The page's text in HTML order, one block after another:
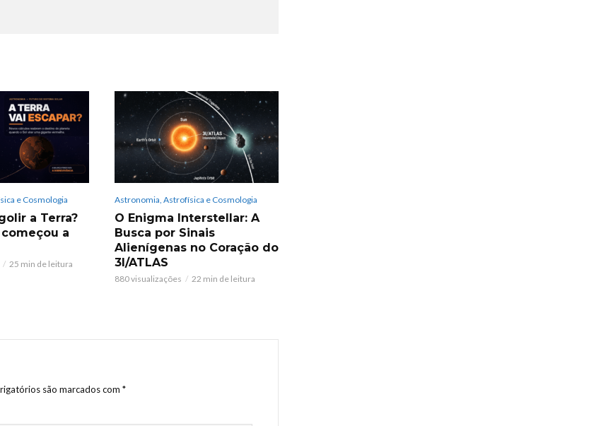
e Cosmologia
a Terra?
a
25 min de leitura
Astronomia, Astrofísica e Cosmologia
O Enigma Interstellar: A
Busca por Sinais
Alienígenas no Coração do
3I/ATLAS
880 visualizações 22 min de leitura
são marcados com *